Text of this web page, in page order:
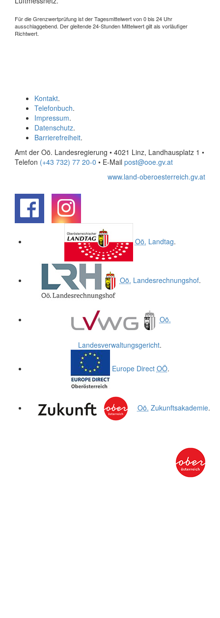
Für die Grenzwertprüfung ist der Tagesmittelwert von 0 bis 24 Uhr
ausschlaggebend. Der gleitende 24-Stunden Mittelwert gilt als vorläufiger
Richtwert.
Kontakt.
Telefonbuch.
Impressum.
Datenschutz.
Barrierefreiheit.
Amt der Oö. Landesregierung • 4021 Linz, Landhausplatz 1 •
Telefon (+43 732) 77 20-0 • E-Mail post@ooe.gv.at
www.land-oberoesterreich.gv.at
Oö. Landtag.
Oö. Landesrechnungshof.
Oö.
Landesverwaltungsgericht.
Europe Direct OÖ.
Oö. Zukunftsakademie.